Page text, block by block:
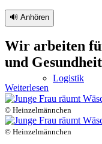
Logistik
🔊 Anhören
Wir arbeiten
und
Weiterlesen
© Heinzelmännchen
© Heinzelmännchen